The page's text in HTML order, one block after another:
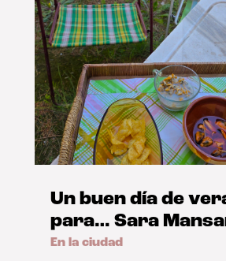
Un buen día de
para… Sara
En la ciudad